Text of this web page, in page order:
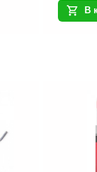
В